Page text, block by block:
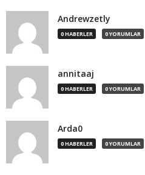
Andrewzetly
0 HABERLER 0 YORUMLAR
annitaaj
0 HABERLER 0 YORUMLAR
Arda0
0 HABERLER 0 YORUMLAR